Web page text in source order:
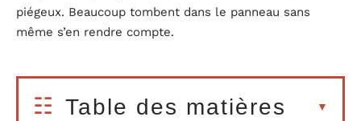
piégeux. Beaucoup tombent dans le panneau sans
même s’en rendre compte.
Table des matières